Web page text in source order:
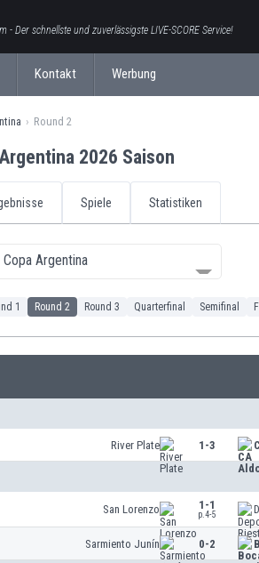
- Der schnellste und zuverlässigste LIVE-SCORE Service!
Kontakt Werbung
Round 2
2026 Saison
Spiele Statistiken
Copa Argentina
1 Round 2 Round 3 Quarterfinal Semifinal
River Plate 1-3
San Lorenzo 1-1
p.4-5
Sarmiento Junín 0-2